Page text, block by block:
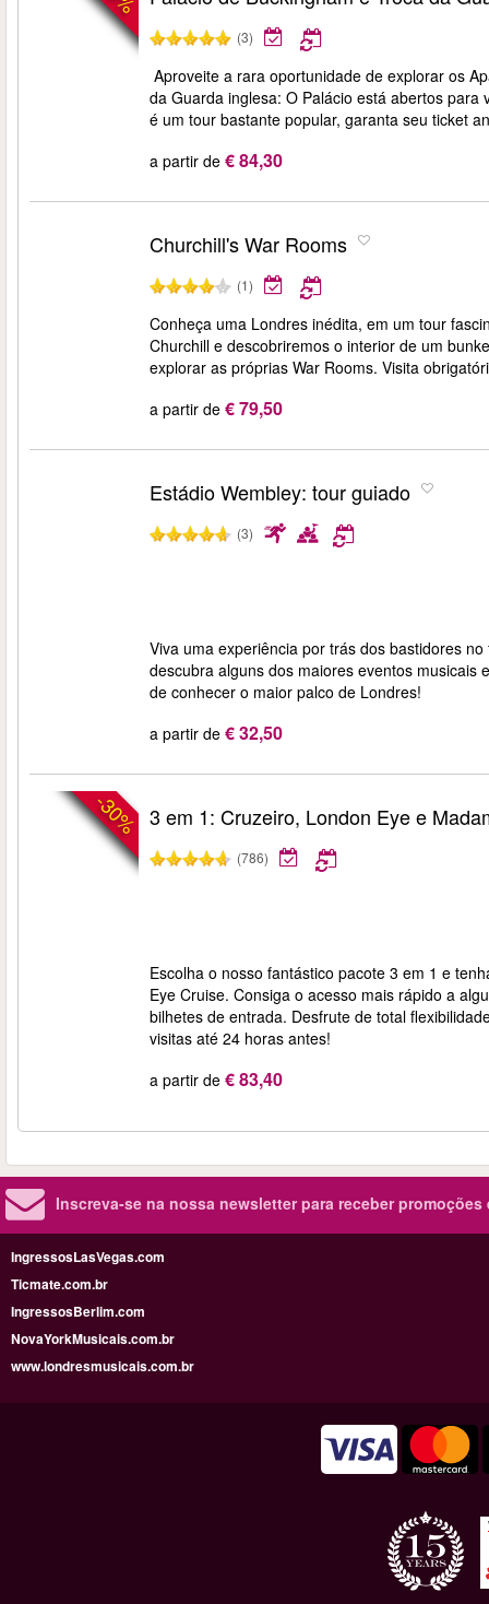
(3)
Aproveite a rara oportunidade de explorar os
da Guarda inglesa: O Palácio está abertos
é um tour bastante popular, garanta seu ticket
a partir de € 84,30
Churchill's War Rooms
(1)
Conheça uma Londres inédita, em um tour
Churchill e descobriremos o interior de um
explorar as próprias War Rooms. Visita
a partir de € 79,50
Estádio Wembley: tour guiado
(3)
Viva uma experiência por trás dos bastidores
descubra alguns dos maiores eventos musicais
de conhecer o maior palco de Londres!
a partir de € 32,50
-30% 3 em 1: Cruzeiro, London Eye e
(786)
Escolha o nosso fantástico pacote 3 em 1 e
Eye Cruise. Consiga o acesso mais rápido a
bilhetes de entrada. Desfrute de total
visitas até 24 horas antes!
a partir de € 83,40
Inscreva-se na nossa newsletter para receber
IngressosLasVegas.com
Ticmate.com.br
IngressosBerlim.com
NovaYorkMusicais.com.br
www.londresmusicais.com.br